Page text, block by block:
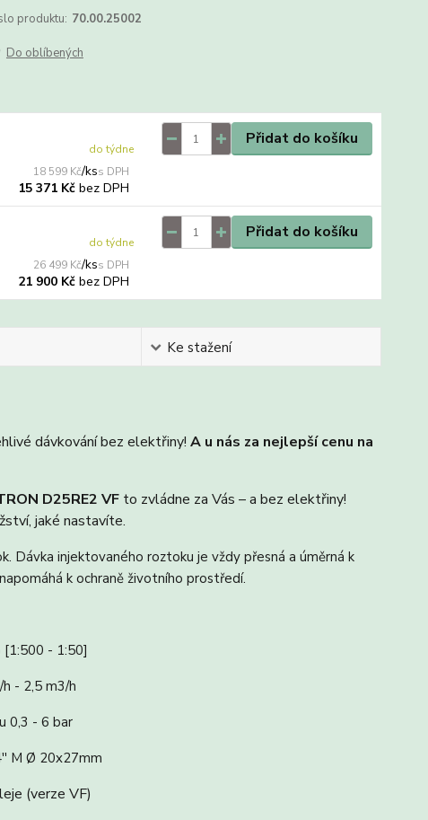
produktu: 70.00.25002
Do oblíbených
18 599 Kč/ks
15 371 Kčbez DPH
do týdne
Přidat do košíku
26 499 Kč/ks
21 900 Kčbez DPH
do týdne
Přidat do košíku
Ke stažení
dávkování bez elektřiny! A u nás za nejlepší cenu na
D25RE2 VFto zvládne za Vás – a bez elektřiny!
jaké nastavíte.
Dávka injektovaného roztoku je vždy přesná a úměrná k
k ochraně životního prostředí.
[1:500 - 1:50]
- 2,5 m3/h
0,3 - 6 bar
M Ø 20x27mm
(verze VF)